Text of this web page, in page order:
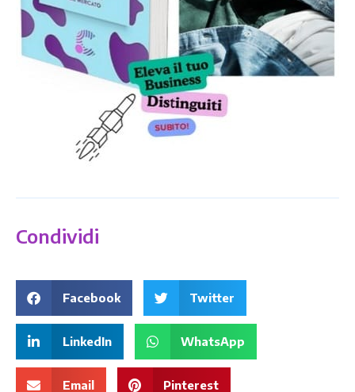
Condividi
Facebook Twitter
LinkedIn WhatsApp
Email Pinterest